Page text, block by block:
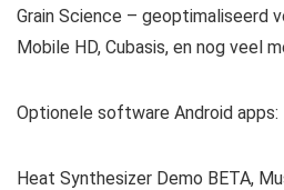
Grain Science – geoptimaliseerd
Mobile HD, Cubasis, en nog veel
Optionele software Android apps:
Heat Synthesizer Demo BETA,